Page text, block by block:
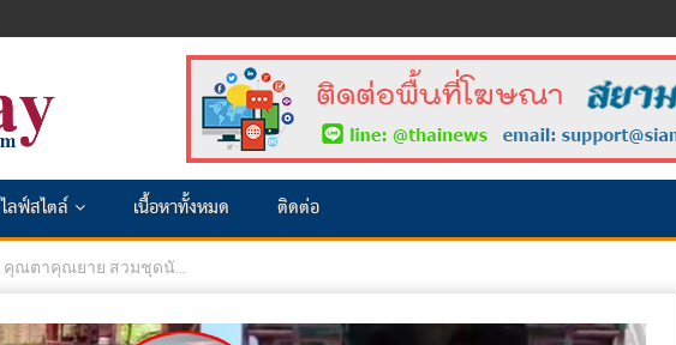
ไลฟ์สไตล์ เนื้อหาทั้งหมด ติดต่อ
คุณตาคุณยาย สวมชุดนั...